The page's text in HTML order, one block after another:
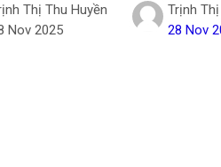
Thị Thu Huyền
Nov 2025
Trịnh
28 Nov